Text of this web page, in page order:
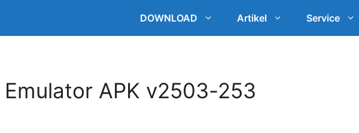
DOWNLOAD Artikel Service
Emulator APK v2503-253